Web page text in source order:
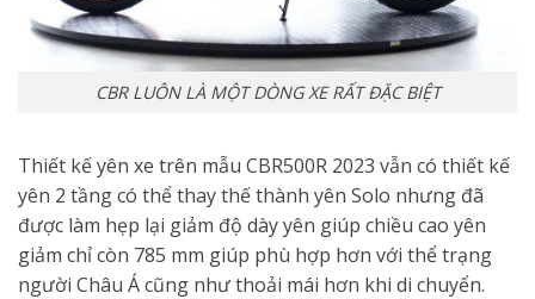
CBR LUÔN LÀ MỘT DÒNG XE RẤT ĐẶC BIỆT
Thiết kế yên xe trên mẫu CBR500R 2023 vẫn có thiết kế
yên 2 tầng có thể thay thế thành yên Solo nhưng đã
được làm hẹp lại giảm độ dày yên giúp chiều cao yên
giảm chỉ còn 785 mm giúp phù hợp hơn với thể trạng
người Châu Á cũng như thoải mái hơn khi di chuyển.